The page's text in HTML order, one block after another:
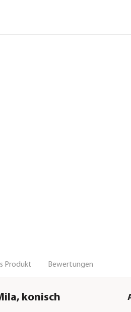
Produkt Bewertungen
konisch